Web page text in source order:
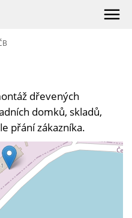
dřevených
domků, skladů,
přání zákazníka.